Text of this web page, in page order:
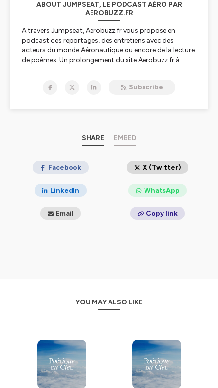
ABOUT JUMPSEAT, LE PODCAST AÉRO PAR
AEROBUZZ.FR
A travers Jumpseat, Aerobuzz.fr vous propose en
podcast des reportages, des entretiens avec des
acteurs du monde Aéronautique ou encore de la lecture
de poèmes. Un prolongement du site Aerobuzz.fr à
Hébergé par Ausha. Visitez
ausha.co/politique-de-
Subscribe
SHARE EMBED
Facebook X (Twitter)
LinkedIn WhatsApp
Email Copy link
YOU MAY ALSO LIKE